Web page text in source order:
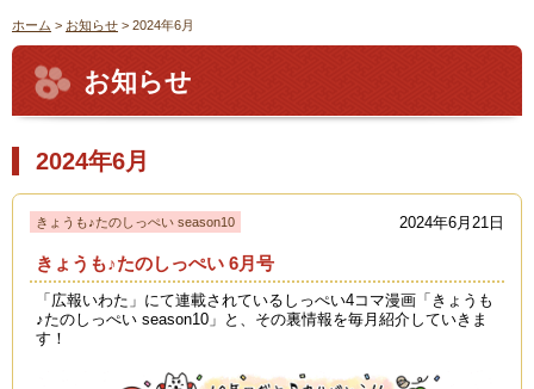
ホーム > お知らせ > 2024年6月
お知らせ
2024年6月
きょうも♪たのしっぺい season10 2024年6月21日
きょうも♪たのしっぺい 6月号
「広報いわた」にて連載されているしっぺい4コマ漫画「きょうも
♪たのしっぺい season10」と、その裏情報を毎月紹介していきま
す！